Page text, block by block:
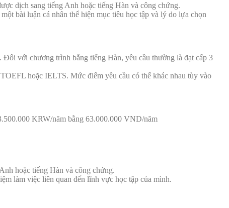
dịch sang tiếng Anh hoặc tiếng Hàn và công chứng.
bài luận cá nhân thể hiện mục tiêu học tập và lý do lựa chọn
với chương trình bằng tiếng Hàn, yêu cầu thường là đạt cấp 3
hoặc IELTS. Mức điểm yêu cầu có thể khác nhau tùy vào
KRW/năm bằng 63.000.000 VND/năm
hoặc tiếng Hàn và công chứng.
làm việc liên quan đến lĩnh vực học tập của mình.